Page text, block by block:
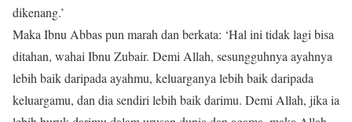
dikenang.’
Maka Ibnu Abbas pun marah dan berkata: ‘Hal ini tidak lagi bisa
ditahan, wahai Ibnu Zubair. Demi Allah, sesungguhnya ayahnya
lebih baik daripada ayahmu, keluarganya lebih baik daripada
keluargamu, dan dia sendiri lebih baik darimu. Demi Allah, jika ia